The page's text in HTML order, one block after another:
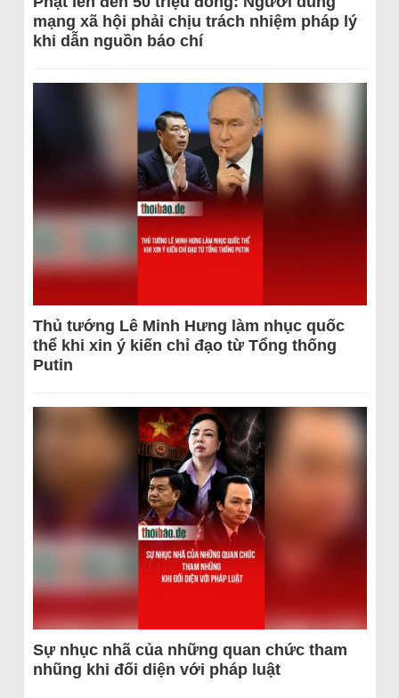
mạng xã hội phải chịu trách nhiệm pháp lý
khi dẫn nguồn báo chí
Thủ tướng Lê Minh Hưng làm nhục quốc
thể khi xin ý kiến chỉ đạo từ Tổng thống
Putin
Sự nhục nhã của những quan chức tham
nhũng khi đối diện với pháp luật